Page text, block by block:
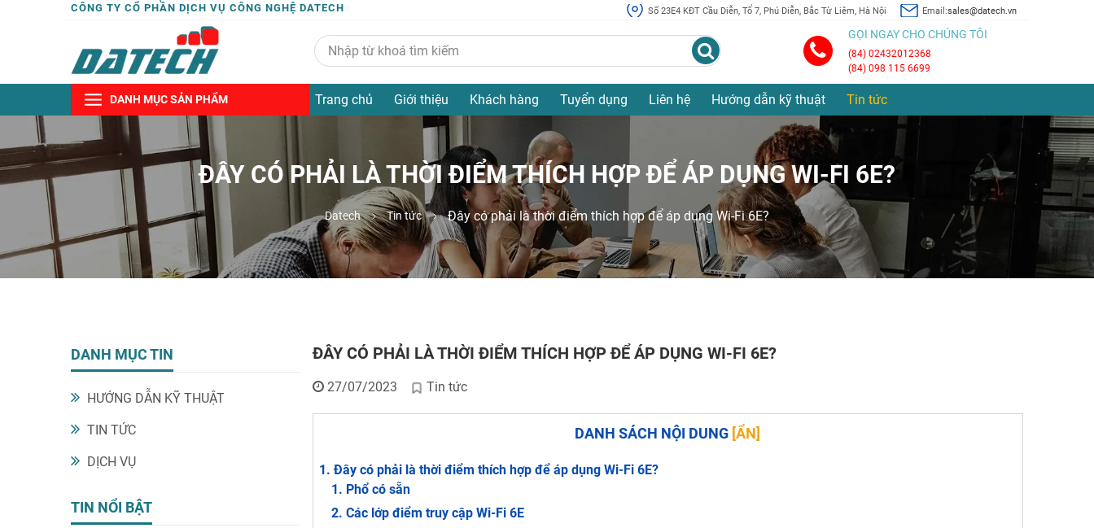
CÔNG TY CỔ PHẦN DỊCH VỤ CÔNG NGHỆ DATECH Số 23E4 KĐT Cầu Diễn, Tổ 7, Phú Diễn, Bắc Từ Liêm, Hà Nội Email:sales@datech.vn
GỌI NGAY CHO CHÚNG TÔI
(84) 02432012368
(84) 098 115 6699
DANH MỤC SẢN PHẨM Trang chủ Giới thiệu Khách hàng Tuyển dụng Liên hệ Hướng dẫn kỹ thuật Tin tức
ĐÂY CÓ PHẢI LÀ THỜI ĐIỂM THÍCH HỢP ĐỂ ÁP DỤNG WI-FI 6E?
Datech Tin tức Đây có phải là thời điểm thích hợp để áp dụng Wi-Fi 6E?
DANH MỤC TIN
HƯỚNG DẪN KỸ THUẬT
TIN TỨC
DỊCH VỤ
TIN NỔI BẬT
ĐÂY CÓ PHẢI LÀ THỜI ĐIỂM THÍCH HỢP ĐỂ ÁP DỤNG WI-FI 6E?
27/07/2023 Tin tức
DANH SÁCH NỘI DUNG [ẨN]
Đây có phải là thời điểm thích hợp để áp dụng Wi-Fi 6E?
Phổ có sẵn
Các lớp điểm truy cập Wi-Fi 6E